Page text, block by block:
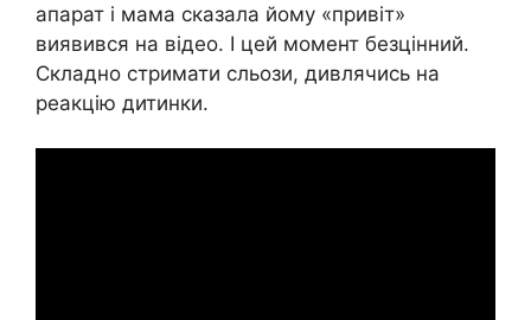
апарат і мама сказала йому «привіт»
виявився на відео. І цей момент безцінний.
Складно стримати сльози, дивлячись на
реакцію дитинки.